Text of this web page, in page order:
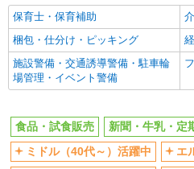
保育士・保育補助
梱包・仕分け・ピッキング
施設警備・交通誘導警備・駐車輪
場管理・イベント警備
食品・試食販売 新聞・牛乳・定
ミドル（40代～）活躍中
エ